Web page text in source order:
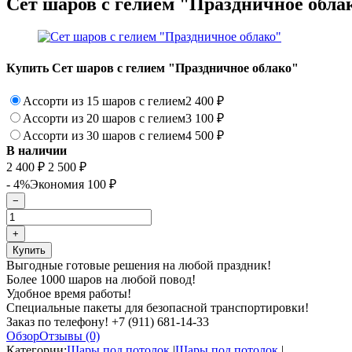
Купить Сет шаров с гелием "Праздничное облако"
Ассорти из 15 шаров с гелием2 400 ₽
Ассорти из 20 шаров с гелием3 100 ₽
Ассорти из 30 шаров с гелием4 500 ₽
В наличии
2 400 ₽ 2 500 ₽
- 4%Экономия 100 ₽
Выгодные готовые решения на любой праздник!
Более 1000 шаров на любой повод!
Удобное время работы!
Специальные пакеты для безопасной транспортировки!
Заказ по телефону! +7 (911) 681-14-33
ОбзорОтзывы (0)